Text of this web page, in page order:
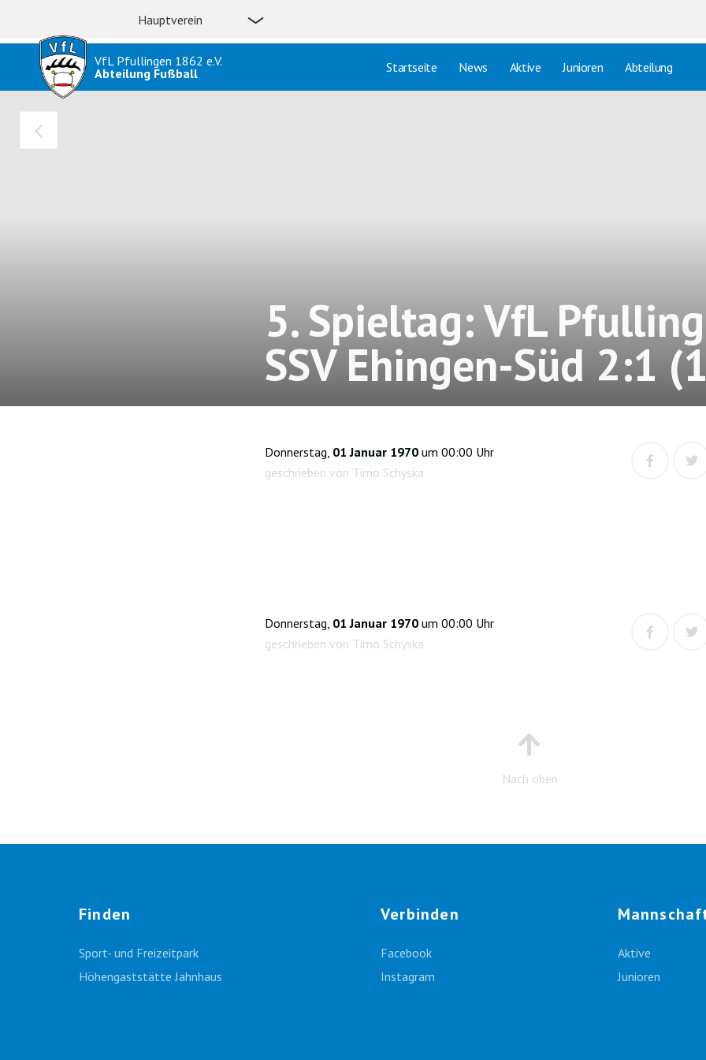
VfL Pfullingen 1862 e.V.
Abteilung Fußball
Hauptverein
Startseite News Aktive Junioren Abteilung
5. Spieltag: VfL
SSV Ehingen-Süd 2:1
Donnerstag, 01 Januar 1970 um 00:00 Uhr
geschrieben von Timo Schyska
Donnerstag, 01 Januar 1970 um 00:00 Uhr
geschrieben von Timo Schyska
Nach oben
Finden
Sport- und Freizeitpark
Höhengaststätte Jahnhaus
Verbinden
Facebook
Instagram
Aktive
Junioren